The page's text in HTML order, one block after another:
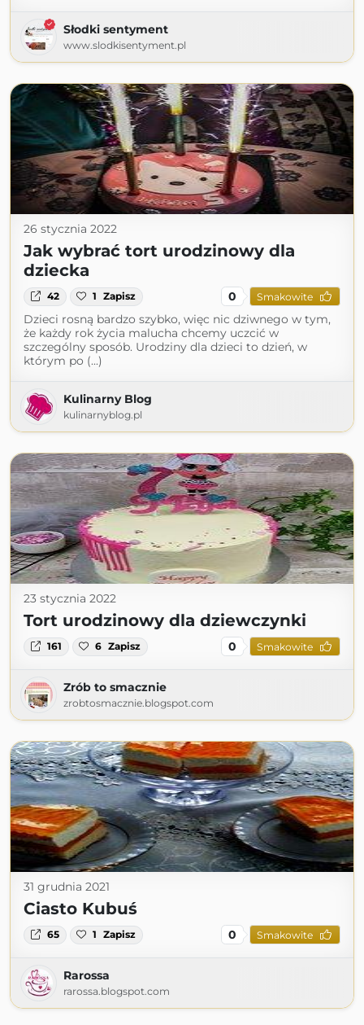
Słodki sentyment
www.slodkisentyment.pl
26 stycznia 2022
Jak wybrać tort urodzinowy dla
dziecka
42 1 Zapisz 0 Smakowite
Dzieci rosną bardzo szybko, więc nic dziwnego w tym,
że każdy rok życia malucha chcemy uczcić w
szczególny sposób. Urodziny dla dzieci to dzień, w
którym po (...)
Kulinarny Blog
kulinarnyblog.pl
23 stycznia 2022
Tort urodzinowy dla dziewczynki
161 6 Zapisz 0 Smakowite
Zrób to smacznie
zrobtosmacznie.blogspot.com
31 grudnia 2021
Ciasto Kubuś
65 1 Zapisz 0 Smakowite
Rarossa
rarossa.blogspot.com